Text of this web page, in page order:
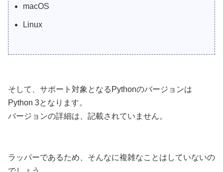
macOS
Linux
そして、サポート対象となるPythonのバージョンは
Python 3となります。
バージョンの詳細は、記載されていません。
ラッパーであるため、そんなに複雑なことはしていないの